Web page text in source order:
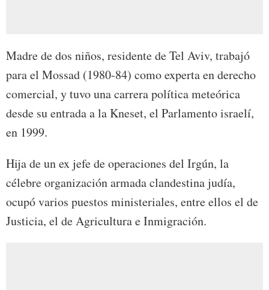
Madre de dos niños, residente de Tel Aviv, trabajó
para el Mossad (1980-84) como experta en derecho
comercial, y tuvo una carrera política meteórica
desde su entrada a la Kneset, el Parlamento israelí,
en 1999.
Hija de un ex jefe de operaciones del Irgún, la
célebre organización armada clandestina judía,
ocupó varios puestos ministeriales, entre ellos el de
Justicia, el de Agricultura e Inmigración.